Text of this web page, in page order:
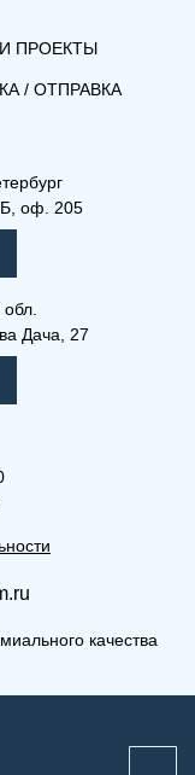
ПРОЕКТЫ
/ ОТПРАВКА
оф. 205
Дача, 27
качества